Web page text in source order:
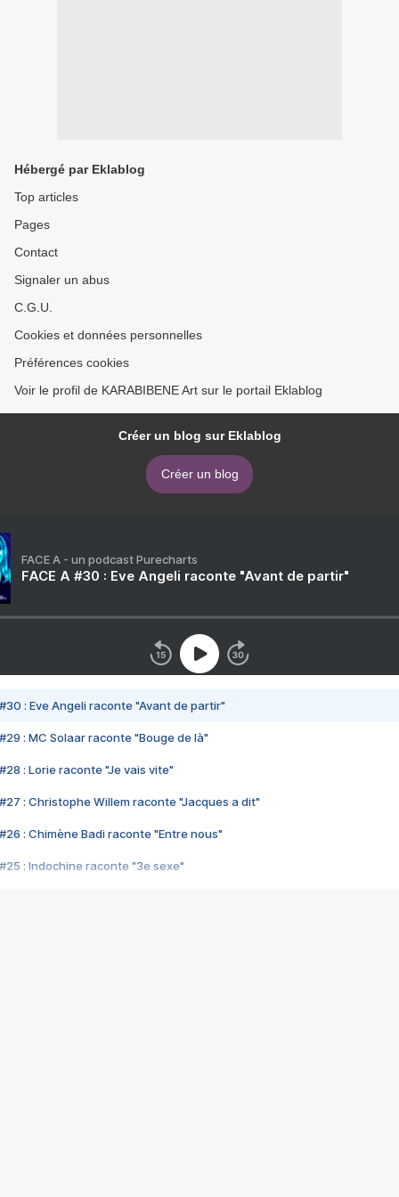
Hébergé par Eklablog
Top articles
Pages
Contact
Signaler un abus
C.G.U.
Cookies et données personnelles
Préférences cookies
Voir le profil de KARABIBENE Art sur le portail Eklablog
Créer un blog sur Eklablog
Créer un blog
FACE A - un podcast Purecharts
FACE A #30 : Eve Angeli raconte "Avant de partir"
#30 : Eve Angeli raconte "Avant de partir"
#29 : MC Solaar raconte "Bouge de là"
#28 : Lorie raconte "Je vais vite"
#27 : Christophe Willem raconte "Jacques a dit"
#26 : Chimène Badi raconte "Entre nous"
#25 : Indochine raconte "3e sexe"